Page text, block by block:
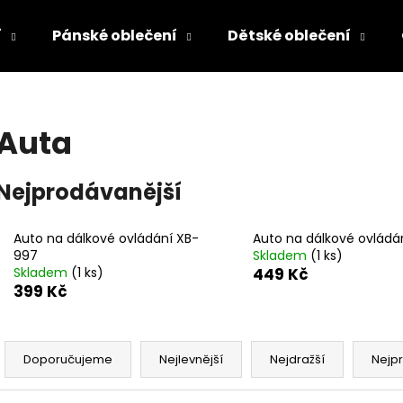
Pánské oblečení Dětské oblečení
Auto na dálkové ovládání XB-
997
Skladem (1 ks)
399 Kč
Auto na dálkové
Skladem (1 ks)
449 Kč
Ř
Doporučujeme Nejlevnější Nejdražší
Doporučujeme